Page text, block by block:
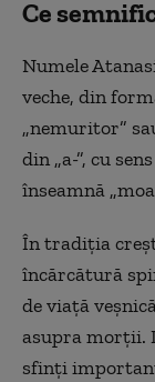
Ce
Numele
veche, din
„nemuritor”
din „a-”, cu
înseamnă
În tradiția
încărcătură
de viață
asupra morții.
sfinți